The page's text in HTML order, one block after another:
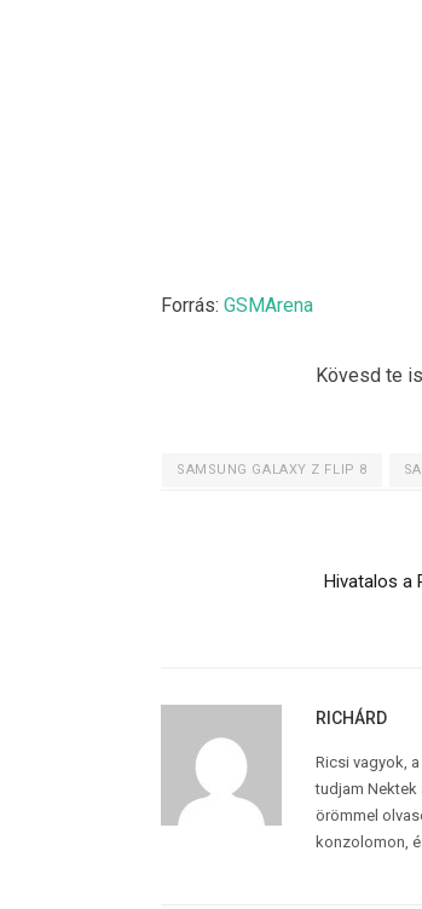
Forrás: GSMArena
Kövesd te
SAMSUNG GALAXY Z FLIP 8
Hivatalos a
RICHÁRD
Ricsi vagyok,
tudjam Nektek
örömmel
konzolomon,